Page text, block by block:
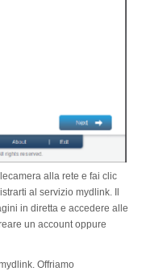
alla rete e fai clic
al servizio mydlink. Il
in diretta e accedere alle
un account oppure
Offriamo